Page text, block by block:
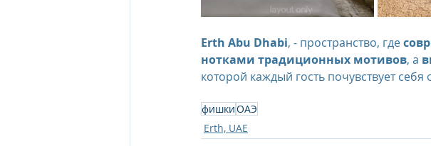
Erth Abu Dhabi, - пространство, где
нотками традиционных мотивов, а
которой каждый гость почувствует
фишкиОАЭ
Erth, UAE